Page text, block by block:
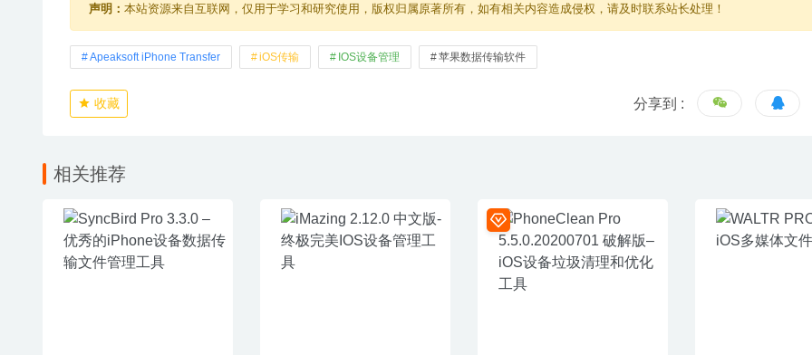
声明： 本站资源来自互联网，仅用于学习和研究使用，版权归属原著所有，如有相关内容造成侵权，请及时联系站长处理！
Apeaksoft iPhone Transfer iOS传输 IOS设备管理 苹果数据传输软件
收藏 分享到 :
相关推荐